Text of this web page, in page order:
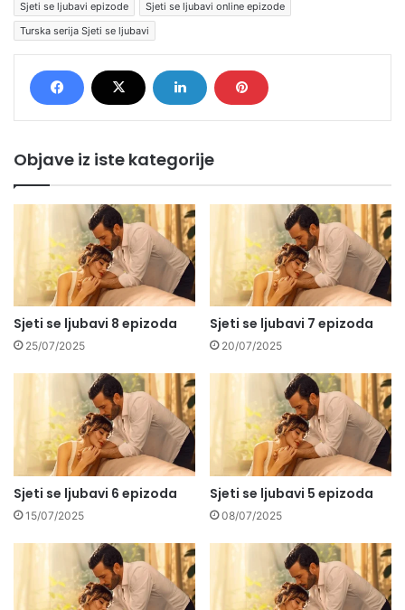
Sjeti se ljubavi epizode
Sjeti se ljubavi online epizode
Turska serija Sjeti se ljubavi
Objave iz iste kategorije
Sjeti se ljubavi 8 epizoda
25/07/2025
Sjeti se ljubavi 7 epizoda
20/07/2025
Sjeti se ljubavi 6 epizoda
15/07/2025
Sjeti se ljubavi 5 epizoda
08/07/2025